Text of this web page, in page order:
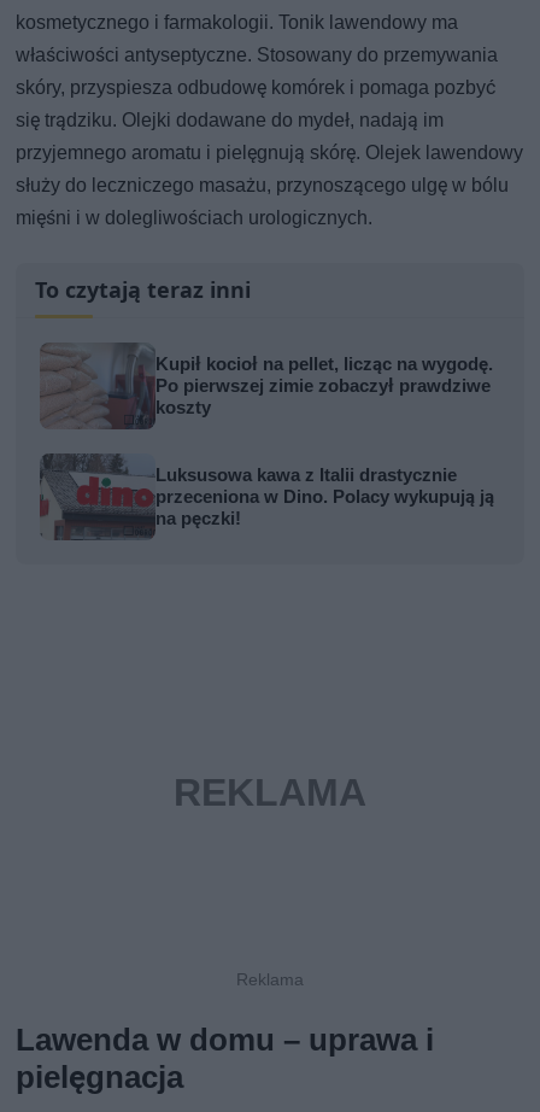
kosmetycznego i farmakologii. Tonik lawendowy ma
właściwości antyseptyczne. Stosowany do przemywania
skóry, przyspiesza odbudowę komórek i pomaga pozbyć
się trądziku. Olejki dodawane do mydeł, nadają im
przyjemnego aromatu i pielęgnują skórę. Olejek lawendowy
służy do leczniczego masażu, przynoszącego ulgę w bólu
mięśni i w dolegliwościach urologicznych.
To czytają teraz inni
Kupił kocioł na pellet, licząc na wygodę.
Po pierwszej zimie zobaczył prawdziwe
koszty
Luksusowa kawa z Italii drastycznie
przeceniona w Dino. Polacy wykupują ją
na pęczki!
Lawenda w domu – uprawa i
pielęgnacja